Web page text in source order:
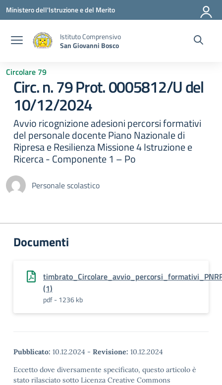
Vai ai contenuti
Vai al menu di navigazione
Vai al footer
Ministero dell'Istruzione e del Merito
Istituto Comprensivo
San Giovanni Bosco
Circolare 79
Circ. n. 79 Prot. 0005812/U del
10/12/2024
Avvio ricognizione adesioni percorsi formativi
del personale docente Piano Nazionale di
Ripresa e Resilienza Missione 4 Istruzione e
Ricerca - Componente 1 – Po
Personale scolastico
Documenti
(1)
pdf - 1236 kb
Pubblicato: 10.12.2024 - Revisione: 10.12.2024
Eccetto dove diversamente specificato, questo articolo è
stato rilasciato sotto Licenza Creative Commons